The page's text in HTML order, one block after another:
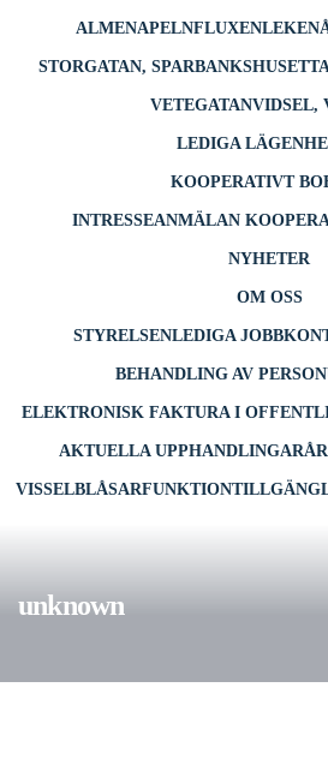
ALMENAPELNFLUXENLEKEN
STORGATAN, SPARBANKSHUSET
VETEGATANVIDSEL,
LEDIGA
KOOPERATIVT
INTRESSEANMÄLAN
NYHETER
OM OSS
STYRELSENLEDIGA JOBB
BEHANDLING AV
ELEKTRONISK FAKTURA I
AKTUELLA UPPHANDLINGAR
VISSELBLÅSARFUNKTION
unknown